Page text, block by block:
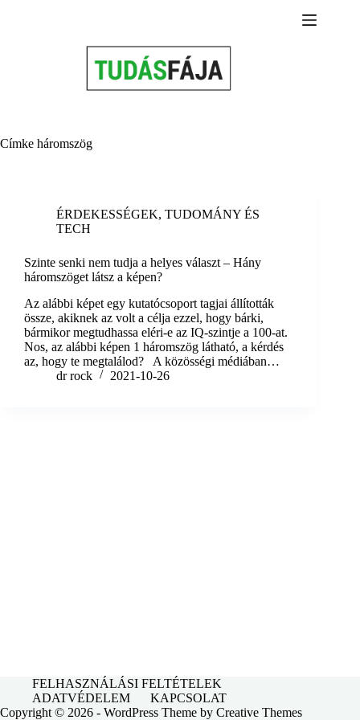
Címke háromszög
ÉRDEKESSÉGEK, TUDOMÁNY ÉS
TECH
Szinte senki nem tudja a helyes választ – Hány
háromszöget látsz a képen?
Az alábbi képet egy kutatócsoport tagjai állították
össze, akiknek az volt a célja ezzel, hogy bárki,
bármikor megtudhassa eléri-e az IQ-szintje a 100-at.
Nos, az alábbi képen 1 háromszög látható, a kérdés
az, hogy te megtalálod? A közösségi médiában…
dr rock
2021-10-26
FELHASZNÁLÁSI FELTÉTELEK
ADATVÉDELEM
KAPCSOLAT
Copyright © 2026 - WordPress Theme by Creative Themes